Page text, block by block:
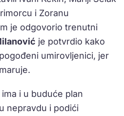
i Zoranu
je odgovorio trenutni
je potvrdio kako
umirovljenici, jer
i u buduće plan
nepravdu i podići